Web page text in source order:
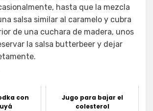
hasta que la mezcla
salsa similar al caramelo y cubra
de una cuchara de madera, unos
la salsa butterbeer y dejar
con
Jugo para bajar el
colesterol